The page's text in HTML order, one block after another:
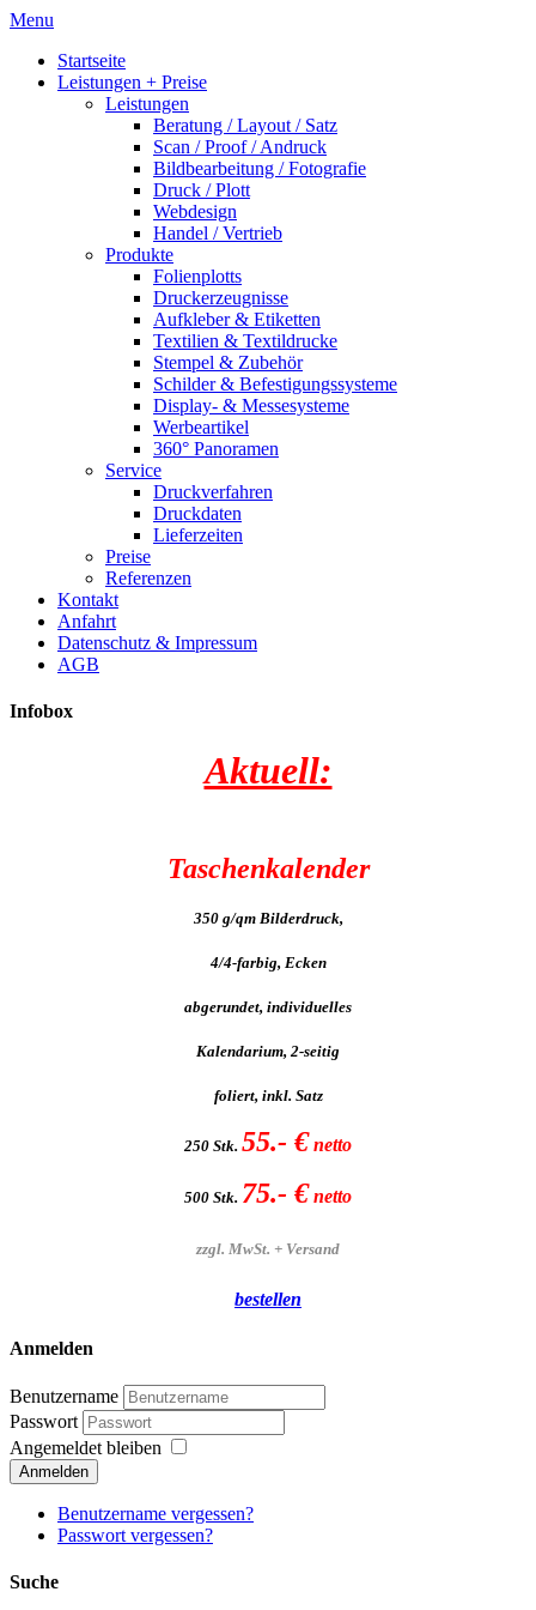
Menu
Startseite
Leistungen + Preise
Leistungen
Beratung / Layout / Satz
Scan / Proof / Andruck
Bildbearbeitung / Fotografie
Druck / Plott
Webdesign
Handel / Vertrieb
Produkte
Folienplotts
Druckerzeugnisse
Aufkleber & Etiketten
Textilien & Textildrucke
Stempel & Zubehör
Schilder & Befestigungssysteme
Display- & Messesysteme
Werbeartikel
360° Panoramen
Service
Druckverfahren
Druckdaten
Lieferzeiten
Preise
Referenzen
Kontakt
Anfahrt
Datenschutz & Impressum
AGB
Infobox
Aktuell:
Taschenkalender
350 g/qm Bilderdruck,
4/4-farbig, Ecken
abgerundet, individuelles
Kalendarium, 2-seitig
foliert, inkl. Satz
250 Stk. 55.- € netto
500 Stk. 75.- € netto
zzgl. MwSt. + Versand
bestellen
Anmelden
Benutzername
Passwort
Angemeldet bleiben
Anmelden
Benutzername vergessen?
Passwort vergessen?
Suche